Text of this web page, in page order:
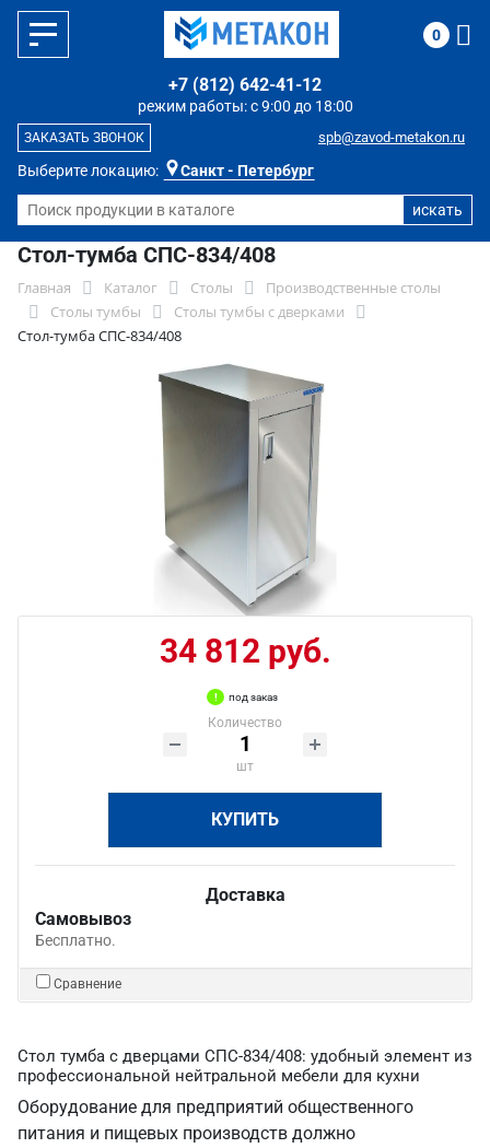
Выберите локацию: Санкт - Петербург
режим работы: с 9:00 до 18:00
+7 (812) 642-41-12
spb@zavod-metakon.ru
ЗАКАЗАТЬ ЗВОНОК
0
Стол-тумба СПС-834/408
Главная Каталог Столы
Производственные столы
Столы тумбы
Столы тумбы с дверками
Стол-тумба СПС-834/408
34 812 руб.
под заказ
Количество
шт
КУПИТЬ
Доставка
Самовывоз
Бесплатно.
Сравнение
Стол тумба с дверцами СПС-834/408: удобный элемент из
профессиональной нейтральной мебели для кухни
Оборудование для предприятий общественного
питания и пищевых производств должно